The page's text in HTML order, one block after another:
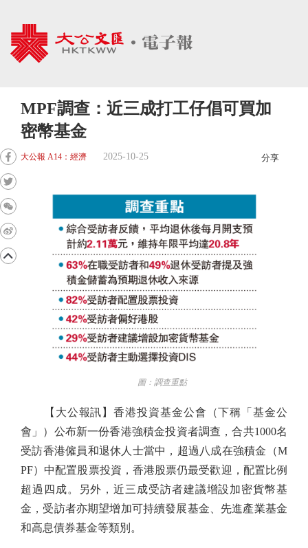
MPF調查：近三成打工仔倡可買加
密幣基金
大公報 A14：經濟 2025-10-25 分享
圖：調查重點
【大公報訊】香港投資基金公會（下稱「基金公
會」）公布新一份香港強積金投資者調查，合共1000名
受訪香港僱員和退休人士當中，超過八成在強積金（M
PF）中配置股票投資，香港股票仍最受歡迎，配置比例
超過四成。另外，近三成受訪者建議增設加密貨幣基
金，受訪者亦期望增加可持續發展基金、先進產業基金
和高息債券基金等類別。